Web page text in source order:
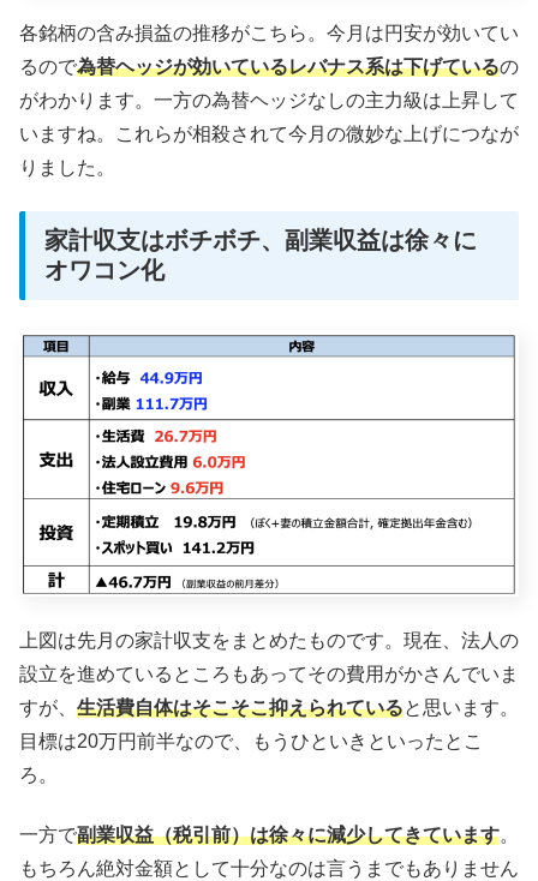
各銘柄の含み損益の推移がこちら。今月は円安が効いてい
るので為替ヘッジが効いているレバナス系は下げているの
がわかります。一方の為替ヘッジなしの主力級は上昇して
いますね。これらが相殺されて今月の微妙な上げにつなが
りました。
家計収支はボチボチ、副業収益は徐々に
オワコン化
上図は先月の家計収支をまとめたものです。現在、法人の
設立を進めているところもあってその費用がかさんでいま
すが、 生活費自体はそこそこ抑えられていると思います。
目標は20万円前半なので、もうひといきといったとこ
ろ。
一方で副業収益（税引前）は徐々に減少してきています。
もちろん絶対金額として十分なのは言うまでもありません